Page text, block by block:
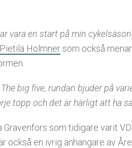
vara en start på min
Holmnersom också
big five, rundan bjuder på
topp och det är härligt att ha
Gravenfors som tidigare varit
också en ivrig anhängare av